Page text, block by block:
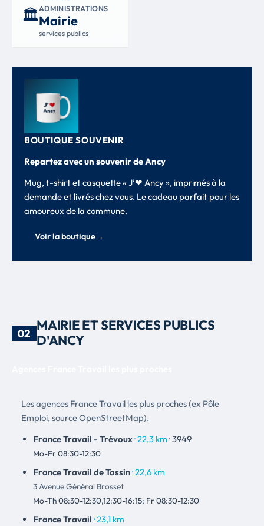
🏛ADMINISTRATIONS
Mairie
services publics
BOUTIQUE SOUVENIR
Repartez avec un souvenir de Ancy
Mug, t-shirt et casquette « J’❤ Ancy », imprimés à la
demande et livrés chez vous. Le cadeau parfait pour les
amoureux de la commune.
Voir la boutique→
02
MAIRIE ET SERVICES PUBLICS
D'ANCY
Les agences France Travail les plus proches (ex Pôle
Emploi, source OpenStreetMap).
France Travail - Trévoux· 22,3 km · 3949
Mo-Fr 08:30-12:30
France Travail de Tassin· 22,6 km
3 Avenue Général Brosset
Mo-Th 08:30-12:30,12:30-16:15; Fr 08:30-12:30
France Travail · 23,1 km